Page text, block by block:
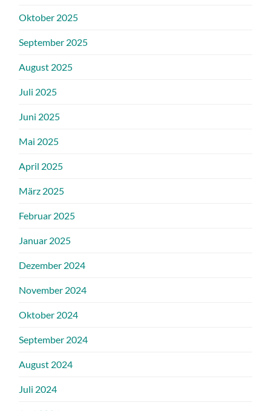
Oktober 2025
September 2025
August 2025
Juli 2025
Juni 2025
Mai 2025
April 2025
März 2025
Februar 2025
Januar 2025
Dezember 2024
November 2024
Oktober 2024
September 2024
August 2024
Juli 2024